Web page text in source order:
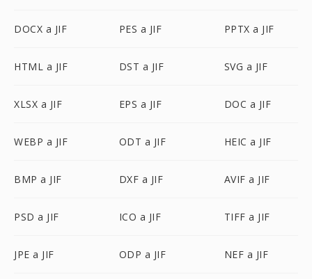
DOCX a JIF PES a JIF PPTX a JIF
HTML a JIF DST a JIF SVG a JIF
XLSX a JIF EPS a JIF DOC a JIF
WEBP a JIF ODT a JIF HEIC a JIF
BMP a JIF DXF a JIF AVIF a JIF
PSD a JIF ICO a JIF TIFF a JIF
JPE a JIF ODP a JIF NEF a JIF